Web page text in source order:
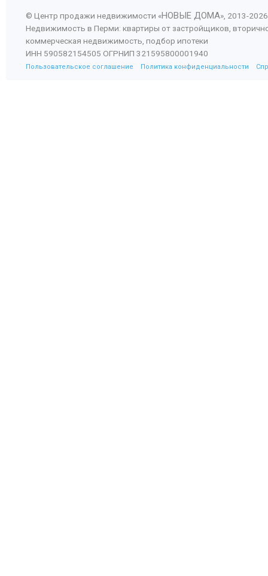
© Центр продажи недвижимости «НОВЫЕ ДОМА», 2013-2026
Недвижимость в Перми: квартиры от застройщиков,
коммерческая недвижимость, подбор ипотеки
ИНН 590582154505 ОГРНИП 321595800001940
Пользовательское соглашение Политика конфиденциальности